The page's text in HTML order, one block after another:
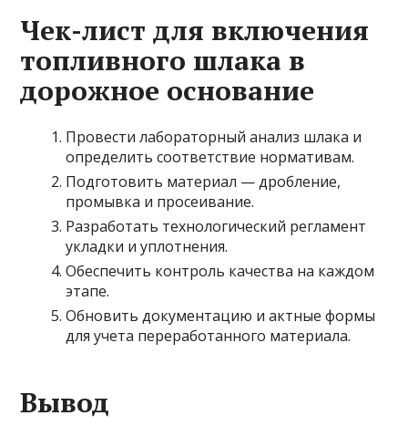
Чек-лист для включения
топливного шлака в
дорожное основание
Провести лабораторный анализ шлака и
определить соответствие нормативам.
Подготовить материал — дробление,
промывка и просеивание.
Разработать технологический регламент
укладки и уплотнения.
Обеспечить контроль качества на каждом
этапе.
Обновить документацию и актные формы
для учета переработанного материала.
Вывод